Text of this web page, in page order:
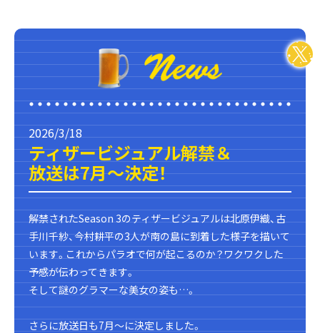
2026/3/18
ティザービジュアル解禁＆
放送は7月～決定！
解禁されたSeason 3のティザービジュアルは北原伊織、古
手川千紗、今村耕平の3人が南の島に到着した様子を描いて
います。これからパラオで何が起こるのか？ワクワクした
予感が伝わってきます。
そして謎のグラマーな美女の姿も…。
さらに放送日も7月～に決定しました。